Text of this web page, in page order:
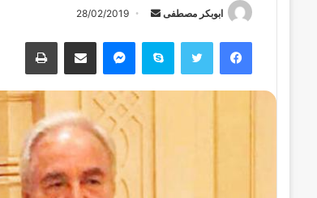
ابوبكر مصطفى
أ
ب
28/02/2019
فيسبوك تويتر سكايب ماسنجر مشاركة عبر البريد طباعة